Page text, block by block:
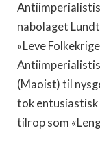
nabolaget
«Leve
(Maoist) til
tok entusiastisk
tilrop som